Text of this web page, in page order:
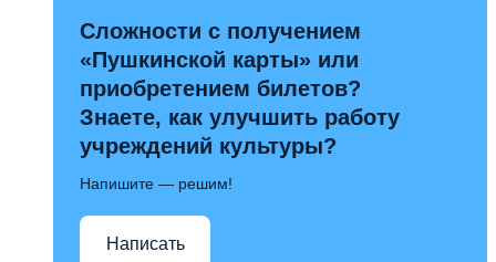
Сложности с получением
«Пушкинской карты» или
приобретением билетов?
Знаете, как улучшить работу
учреждений культуры?
Напишите — решим!
Написать